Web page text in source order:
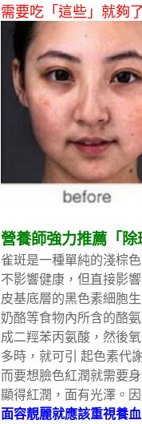
需要吃「這些」就夠
營養師強力推薦「除
雀斑是一種單純的淺棕
不影響健康，但直接影
皮基底層的黑色素細胞
奶酪等食物內所含的酪
成二羥苯丙氨酸，然後
多時，就可引 起色素代
而要想臉色紅潤就需要
顯得紅潤，面有光澤。
面容靚麗就應​​該重視養血